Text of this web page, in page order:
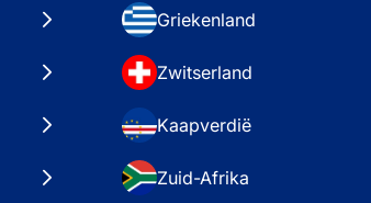
Griekenland
Zwitserland
Kaapverdië
Zuid-Afrika